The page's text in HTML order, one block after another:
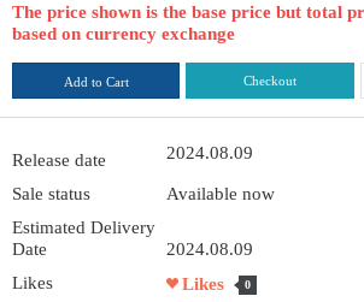
The price shown is the base price but total
based on currency exchange
Add to Cart Checkout
Release date 2024.08.09
Sale status
Available now
Estimated Delivery
Date
2024.08.09
Likes
Likes 0